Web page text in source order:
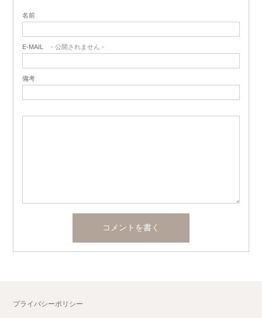
名前
E-MAIL - 公開されません -
備考
プライバシーポリシー